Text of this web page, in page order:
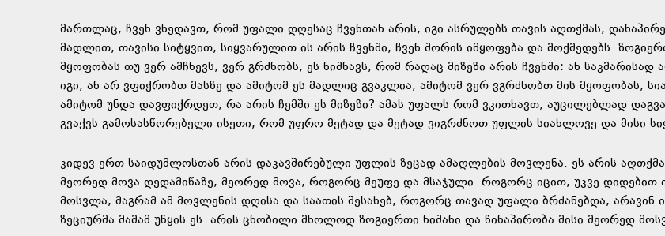
მართლაც, ჩვენ ვხედავთ, რომ უფალი დღესაც ჩვენთან არის, იგი ასრულებს თავის აღთქმას,
მადლით, თავისი სიტყვით, სიყვარულით ის არის ჩვენში, ჩვენ შორის იმყოფება და მოქმედებს.
მყოფობას თუ ვერ ამჩნევს, ვერ გრძნობს, ეს ნიშნავს, რომ რაღაც მიზეზი არის ჩვენში: ან საკმარისად
იგი, ან არ ვფიქრობთ მასზე და ამიტომ ეს მადლიც გვაკლია, ამიტომ ვერ ვგრძნობთ მის მყოფობას,
ამიტომ უნდა დავფიქრდეთ, რა არის ჩემში ეს მიზეზი? ამას უფალს რომ ვკითხავთ, აუცილებლად
გვაქვს გამოსასწორებელი ისეთი, რომ უფრო მეტად და მეტად ვიგრძნოთ უფლის სიახლოვე და მისი
კიდევ ერთ საიდუმლოსთან არის დაკავშირებული უფლის ზეცად ამაღლების მოვლენა. ეს არის აღთქმა
მეორედ მოვა დედამიწაზე, მეორედ მოვა, როგორც მეუფე და მსაჯული. როგორც იცით, უკვე დიდებით
მოსვლა, მაგრამ ამ მოვლენის დღისა და საათის შესახებ, როგორც თავად უფალი ბრძანებდა,
ზეციურმა მამამ უწყის ეს. არის ცნობილი მხოლოდ ზოგიერთი ნიშანი და წინაპირობა მისი მეორედ